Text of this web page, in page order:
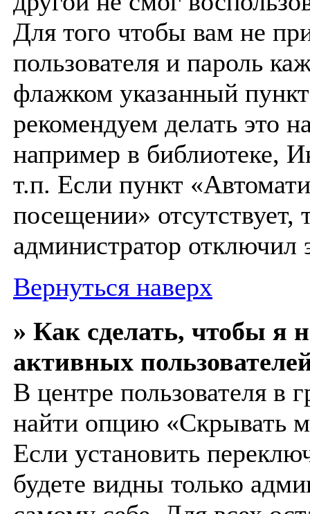
Для того чтобы вам не
пользователя и пароль
флажком указанный
рекомендуем делать это
например в библиотеке,
т.п. Если пункт
посещении» отсутствует,
администратор отключил
Вернуться наверх
» Как сделать, чтобы я
активных
В центре пользователя в
найти опцию «Скрывать
Если установить
будете видны только